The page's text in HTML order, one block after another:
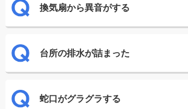
換気扇から異音がする
台所の排水が詰まった
蛇口がグラグラする